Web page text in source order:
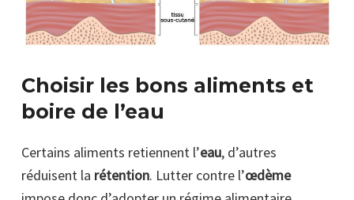
Choisir les bons aliments et
boire de l’eau
Certains aliments retiennent l’eau, d’autres
réduisent la rétention. Lutter contre l’œdème